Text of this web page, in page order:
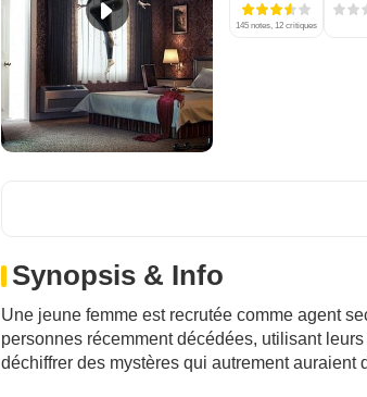
145 notes, 12 critiques
Synopsis & Info
Une jeune femme est recrutée comme agent
personnes récemment décédées, utilisant
déchiffrer des mystères qui autrement auraient